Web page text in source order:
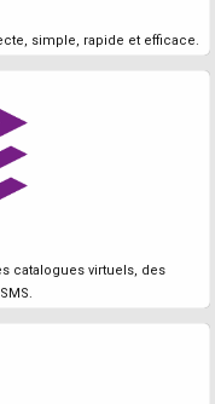
simple, rapide et efficace.
catalogues virtuels, des